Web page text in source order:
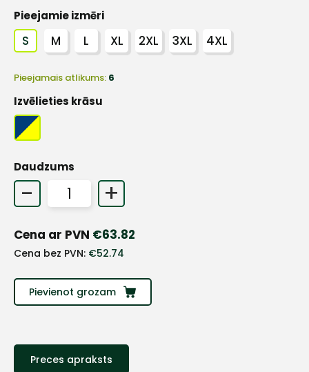
Pieejamie izmēri
S M L XL 2XL 3XL 4XL
Pieejamais atlikums: 6
Izvēlieties krāsu
Daudzums
- +
Cena ar PVN €63.82
Cena bez PVN: €52.74
Pievienot grozam
Preces apraksts
+